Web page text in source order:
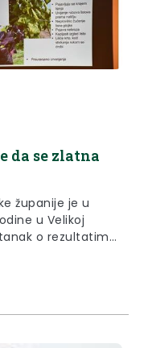
da se zlatna
županije je u
u Velikoj
o rezultatima
Krapinsko-